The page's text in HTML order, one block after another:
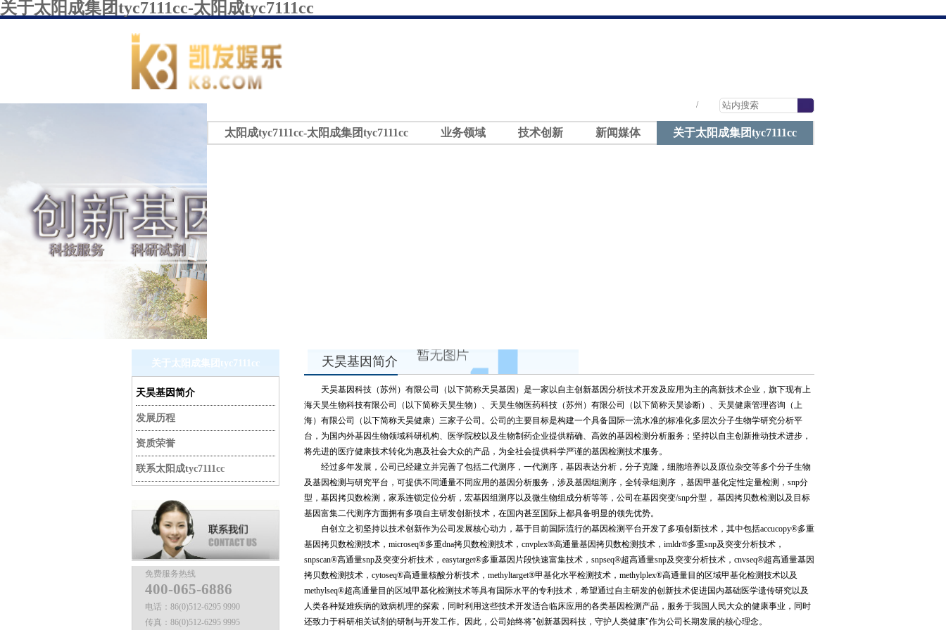
关于太阳成集团tyc7111cc-太阳成tyc7111cc
/
太阳成tyc7111cc-太阳成集团tyc7111cc 业务领域 技术创新 新闻媒体 关于太阳成集团tyc7111cc
关于太阳成集团tyc7111cc
天昊基因简介
发展历程
资质荣誉
联系太阳成tyc7111cc
免费服务热线
400-065-6886
电话： 86(0)512-6295 9990
传真： 86(0)512-6295 9995
天昊基因简介
天昊基因科技（苏州）有限公司（以下简称天昊基因）是一家以自主创新基因分析技术开发及应用为主的高新技术企业，旗下现有上
海天昊生物科技有限公司（以下简称天昊生物）、天昊生物医药科技（苏州）有限公司（以下简称天昊诊断）、天昊健康管理咨询（上
海）有限公司（以下简称天昊健康）三家子公司。公司的主要目标是构建一个具备国际一流水准的标准化多层次分子生物学研究分析平
台，为国内外基因生物领域科研机构、医学院校以及生物制药企业提供精确、高效的基因检测分析服务；坚持以自主创新推动技术进步，
将先进的医疗健康技术转化为惠及社会大众的产品，为全社会提供科学严谨的基因检测技术服务。
经过多年发展，公司已经建立并完善了包括二代测序，一代测序，基因表达分析，分子克隆，细胞培养以及原位杂交等多个分子生物
及基因检测与研究平台，可提供不同通量不同应用的基因分析服务，涉及基因组测序，全转录组测序 ，基因甲基化定性定量检测，snp分
型，基因拷贝数检测，家系连锁定位分析，宏基因组测序以及微生物组成分析等等，公司在基因突变/snp分型， 基因拷贝数检测以及目标
基因富集二代测序方面拥有多项自主研发创新技术，在国内甚至国际上都具备明显的领先优势。
自创立之初坚持以技术创新作为公司发展核心动力，基于目前国际流行的基因检测平台开发了多项创新技术，其中包括accucopy®多重
基因拷贝数检测技术，microseq®多重dna拷贝数检测技术，cnvplex®高通量基因拷贝数检测技术，imldr®多重snp及突变分析技术，
snpscan®高通量snp及突变分析技术，easytarget®多重基因片段快速富集技术，snpseq®超高通量snp及突变分析技术，cnvseq®超高通量基因
拷贝数检测技术，cytoseq®高通量核酸分析技术，methyltarget®甲基化水平检测技术，methylplex®高通量目的区域甲基化检测技术以及
methylseq®超高通量目的区域甲基化检测技术等具有国际水平的专利技术，希望通过自主研发的创新技术促进国内基础医学遗传研究以及
人类各种疑难疾病的致病机理的探索，同时利用这些技术开发适合临床应用的各类基因检测产品，服务于我国人民大众的健康事业，同时
还致力于科研相关试剂的研制与开发工作。因此，公司始终将"创新基因科技，守护人类健康"作为公司长期发展的核心理念。